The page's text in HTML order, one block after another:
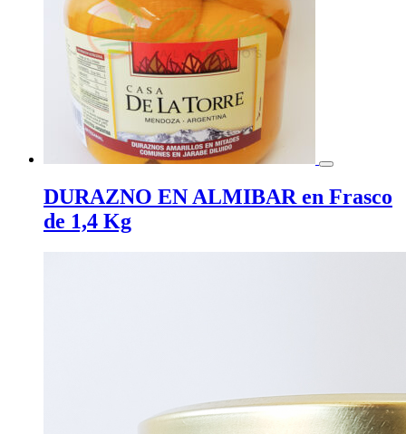
DURAZNO EN ALMIBAR en Frasco
de 1,4 Kg